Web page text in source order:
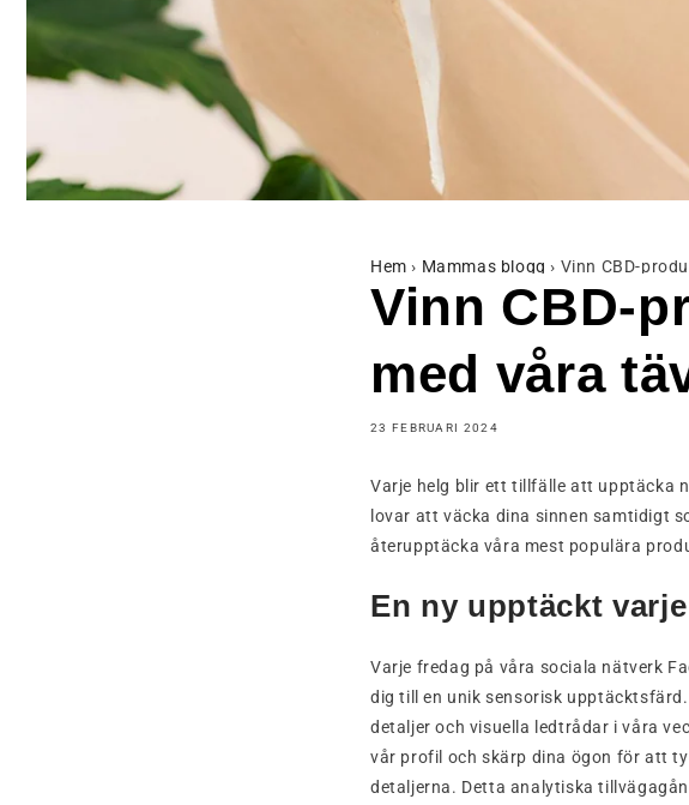
Hem › Mammas blogg › Vinn CBD-
Vinn CBD-
med våra
23 FEBRUARI 2024
Varje helg blir ett tillfälle att upptäcka
lovar att väcka dina sinnen samtidigt
återupptäcka våra mest populära
En ny upptäckt
Varje fredag på våra sociala nätverk
dig till en unik sensorisk
detaljer och visuella ledtrådar i våra
vår profil och skärp dina ögon för att
detaljerna. Detta analytiska